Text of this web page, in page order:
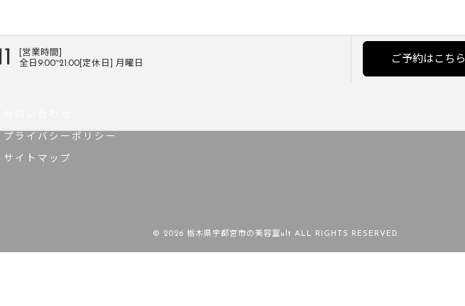
[営業時間]
全日9:00~21:00[定休日] 月曜日
ご予約はこちら
プライバシーポリシー
サイトマップ
© 2026 栃木県宇都宮市の美容室ult ALL RIGHTS RESERVED.